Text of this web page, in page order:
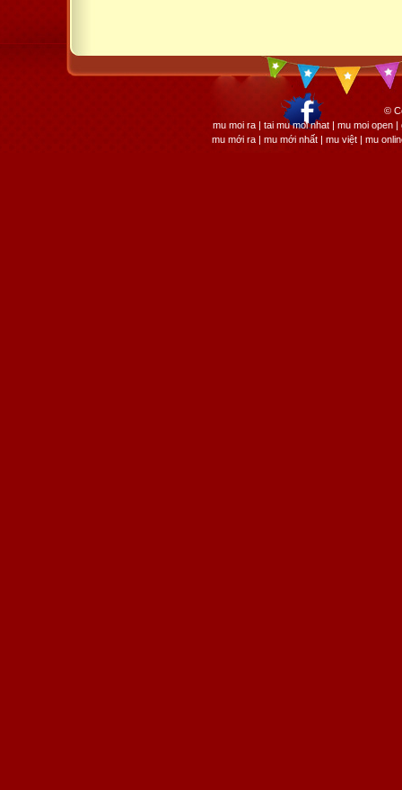
©
mu moi ra | tai mu moi nhat | mu moi open
mu mới ra | mu mới nhất | mu việt | mu